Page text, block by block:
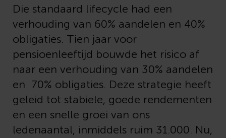
Die standaard lifecycle had een
verhouding van 60% aandelen en 40%
obligaties. Tien jaar voor
pensioenleeftijd bouwde het risico af
naar een verhouding van 30% aandelen
en 70% obligaties. Deze strategie heeft
geleid tot stabiele, goede rendementen
en een snelle groei van ons
ledenaantal, inmiddels ruim 31.000. Nu,